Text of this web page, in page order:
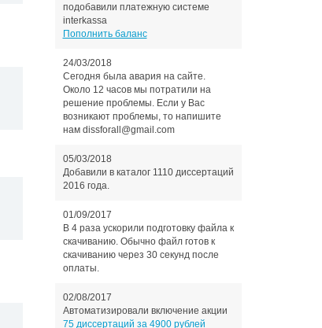
подобавили платежную системе
interkassa
Пополнить баланс
24/03/2018
Сегодня была авария на сайте.
Около 12 часов мы потратили на
решение проблемы. Если у Вас
возникают проблемы, то напишите
нам dissforall@gmail.com
05/03/2018
Добавили в каталог 1110 диссертаций
2016 года.
01/09/2017
В 4 раза ускорили подготовку файла к
скачиванию. Обычно файл готов к
скачиванию через 30 секунд после
оплаты.
02/08/2017
Автоматизировали включение акции
75 диссертаций за 4900 рублей